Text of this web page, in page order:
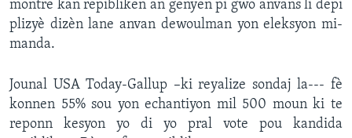
montre kan repibliken an genyen pi gwo anvans li depi
plizyè dizèn lane anvan dewoulman yon eleksyon mi-
manda.
Jounal USA Today-Gallup –ki reyalize sondaj la--- fè
konnen 55% sou yon echantiyon mil 500 moun ki te
reponn kesyon yo di yo pral vote pou kandida